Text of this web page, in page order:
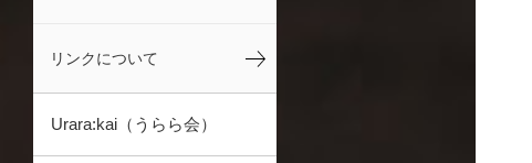
リンクについて
Urara:kai（うらら会）